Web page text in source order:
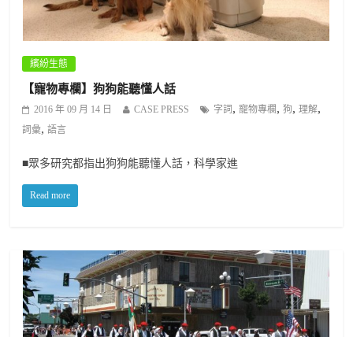
繽紛生態
【寵物專欄】狗狗能聽懂人話
2016 年 09 月 14 日 CASE PRESS 字詞 ,寵物專欄 ,狗,理解,
詞彙,語言
■眾多研究都指出狗狗能聽懂人話，科學家進
Read more